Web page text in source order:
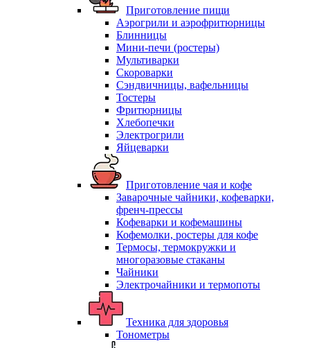
Приготовление пищи
Аэрогрили и аэрофритюрницы
Блинницы
Мини-печи (ростеры)
Мультиварки
Скороварки
Сэндвичницы, вафельницы
Тостеры
Фритюрницы
Хлебопечки
Электрогрили
Яйцеварки
Приготовление чая и кофе
Заварочные чайники, кофеварки,
френч-прессы
Кофеварки и кофемашины
Кофемолки, ростеры для кофе
Термосы, термокружки и
многоразовые стаканы
Чайники
Электрочайники и термопоты
Техника для здоровья
Тонометры